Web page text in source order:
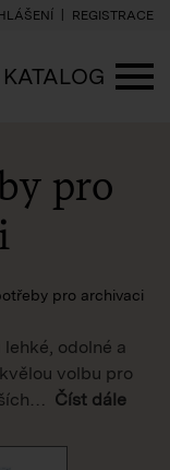
REGISTRACE
KATALOG
pro
pro archivaci
odolné a
volbu pro
Číst dále